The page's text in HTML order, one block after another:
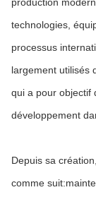
technologies,
processus
largement utilisés
qui a pour objectif
développement
Depuis sa
comme